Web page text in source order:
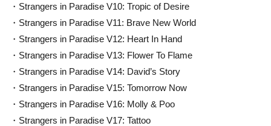
・Strangers in Paradise V10: Tropic of Desire
・Strangers in Paradise V11: Brave New World
・Strangers in Paradise V12: Heart In Hand
・Strangers in Paradise V13: Flower To Flame
・Strangers in Paradise V14: David’s Story
・Strangers in Paradise V15: Tomorrow Now
・Strangers in Paradise V16: Molly & Poo
・Strangers in Paradise V17: Tattoo